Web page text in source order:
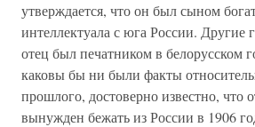
утверждается, что он был сыном
интеллектуала с юга России. Другие
отец был печатником в белорусском
каковы бы ни были факты
прошлого, достоверно известно, что
вынужден бежать из России в 1906